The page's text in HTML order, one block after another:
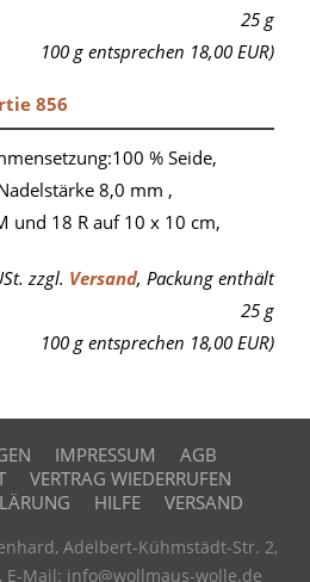
25 g
100 g entsprechen 18,00 EUR)
856
% Seide,
8,0 mm ,
und 18 R auf 10 x 10 cm,
zzgl. Versand, Packung enthält
25 g
100 g entsprechen 18,00 EUR)
IMPRESSUM
AGB
VERTRAG WIEDERRUFEN
HILFE VERSAND
Adelbert-Kühmstädt-Str. 2,
E-Mail: info@wollmaus-wolle.de